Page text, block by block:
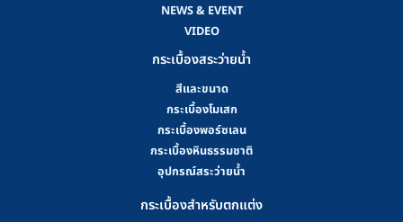
NEWS & EVENT
VIDEO
กระเบื้องสระว่ายน้ำ
สีและขนาด
กระเบื้องโมเสก
กระเบื้องพอร์ซเลน
กระเบื้องหินธรรมชาติ
อุปกรณ์สระว่ายน้ำ
กระเบื้องสำหรับตกแต่ง